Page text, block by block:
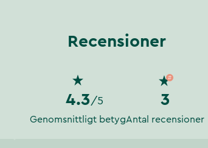
Recensioner
4.3 /5
Genomsnittligt betyg
3
Antal recensioner